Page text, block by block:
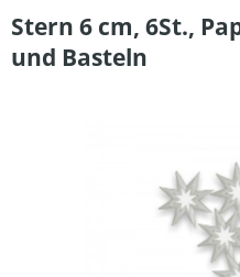
Stern 6 cm, 6St.,
und Basteln